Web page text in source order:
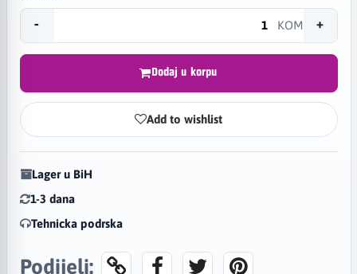
- KOM +
Dodaj u korpu
Add to wishlist
Lager u BiH
1-3 dana
Tehnicka podrska
Podijeli: